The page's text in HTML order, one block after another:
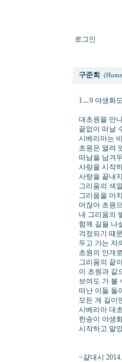
로그인
구준회
1ㅡ9 야생화
대초원을 만
끝없이 떠날
시베리아는
초원은 열려
떠남을 남겨
사랑을 시작
사랑을 끝내
그리움의 색
그리움을 마
머잖아 초원
내 그리움의
함께 길을 나
걱정되기 때
두고 가는 자
초원의 안개
그리움의 끝
이 초원과 같
보여도 가 볼
떠난 이들 돌
모든 게 길이
시베리아 대
한송이 야생
시작하고 말
<갈대시